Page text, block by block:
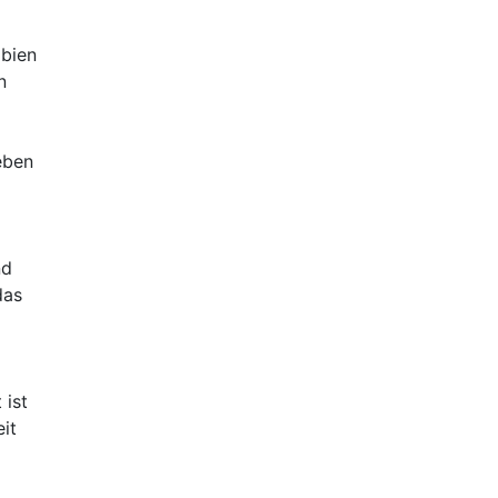
ist